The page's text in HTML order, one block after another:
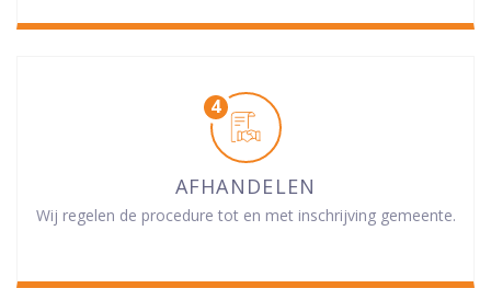
AFHANDELEN
Wij regelen de procedure tot en met inschrijving gemeente.